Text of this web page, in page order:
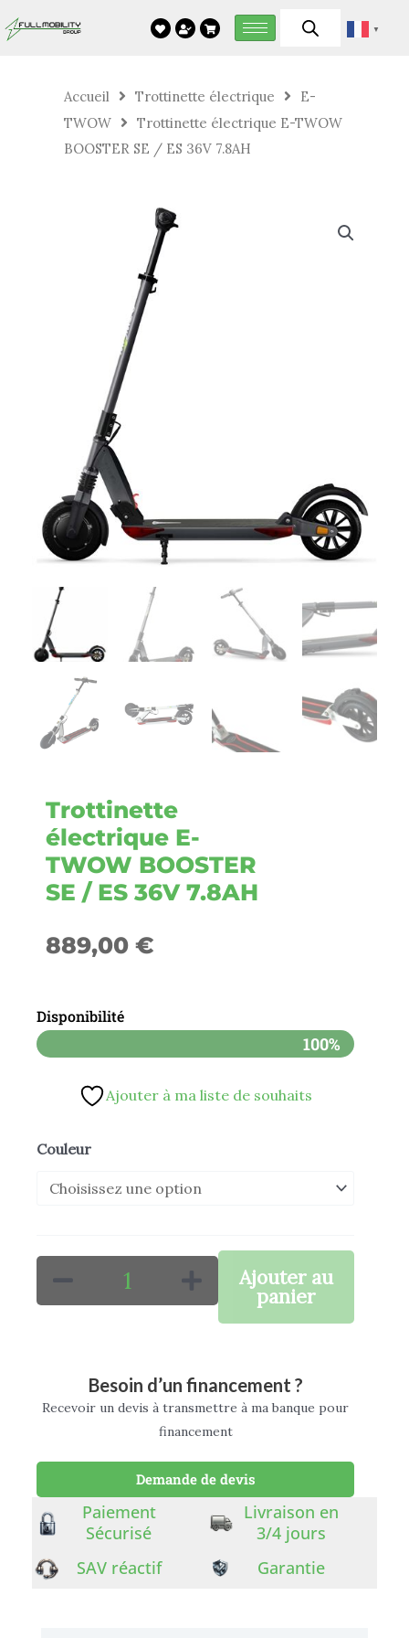
au
▼
Accueil Trottinette électrique
E-
TWOW
Trottinette électrique E-TWOW
BOOSTER SE / ES 36V 7.8AH
Trottinette
électrique E-
TWOW BOOSTER
SE / ES 36V 7.8AH
889,00 €
Disponibilité
100%
Ajouter à ma liste de souhaits
Couleurquantité
Trottinette
E-
TWOW
BOOSTER
ES
36V
Ajouter au
panier
Besoin d’un financement ?
Recevoir un devis à transmettre à ma banque pour
financement
Demande de devis
Paiement
Sécurisé
Livraison en
3/4 jours
SAV réactif
Garantie